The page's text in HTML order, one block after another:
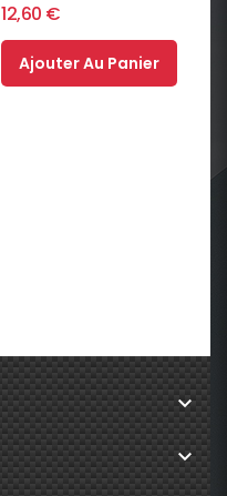
12,60 €
Ajouter Au Panier

